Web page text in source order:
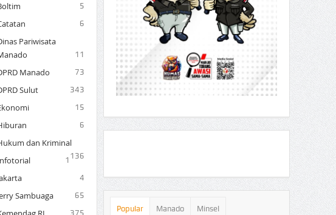
5
6
Pariwisata
11
Manado 73
Sulut 343
15
6
dan Kriminal
136
1
4
Sambuaga 65
375 Popular Manado Minsel